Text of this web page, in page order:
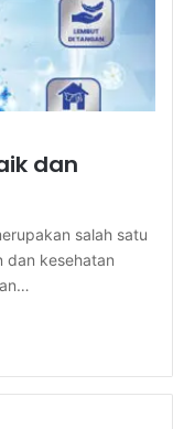
dan
salah satu
dan kesehatan